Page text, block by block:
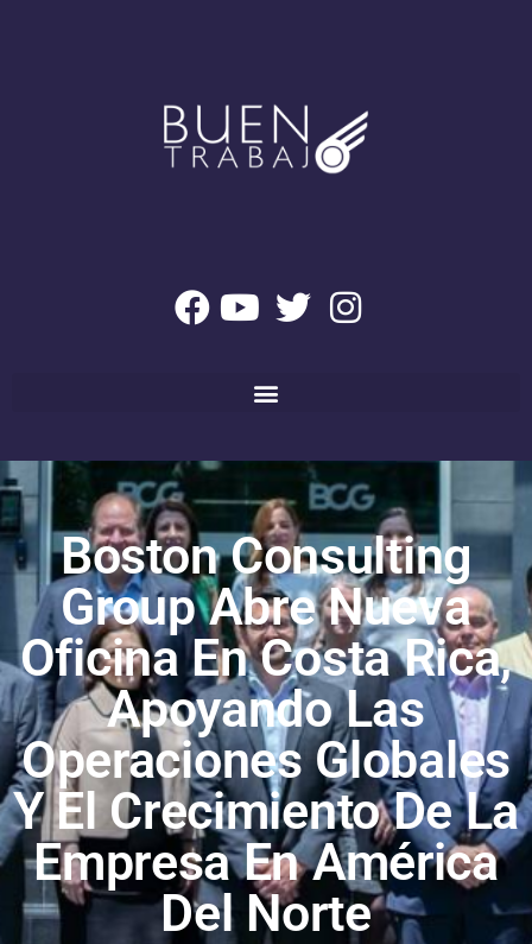
Boston Consulting
Group Abre Nueva
Oficina En Costa Rica,
Apoyando Las
Operaciones Globales
Y El Crecimiento De La
Empresa En América
Del Norte